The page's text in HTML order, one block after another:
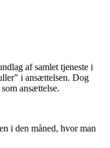
af samlet tjeneste i
i ansættelsen. Dog
ansættelse.
i den måned, hvor man